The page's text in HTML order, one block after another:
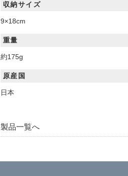
収納サイズ
9×18cm
重量
約175g
原産国
日本
製品一覧へ